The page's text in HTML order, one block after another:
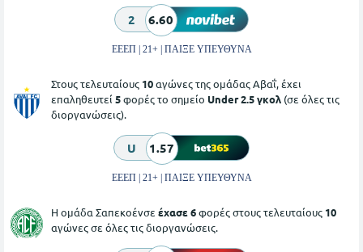
2 6.60
ΕΕΕΠ | 21+ | ΠΑΙΞΕ ΥΠΕΥΘΥΝΑ
Στους τελευταίους 10αγώνες της ομάδας Αβαΐ, έχει
επαληθευτεί 5φορές το σημείο Under 2.5 γκολ (σε όλες τις
διοργανώσεις).
U 1.57
ΕΕΕΠ | 21+ | ΠΑΙΞΕ ΥΠΕΥΘΥΝΑ
Η ομάδα Σαπεκοένσε έχασε 6φορές στους τελευταίους 10
αγώνες σε όλες τις διοργανώσεις.